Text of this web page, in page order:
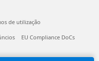
de utilização
EU Compliance DoCs